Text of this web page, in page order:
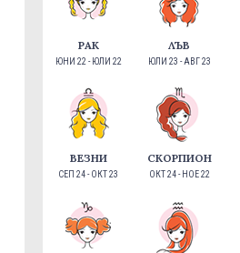
РАК
ЮНИ 22 - ЮЛИ 22
ЛЪВ
ЮЛИ 23 - АВГ 23
ВЕЗНИ
СЕП 24 - ОКТ 23
СКОРПИОН
ОКТ 24 - НОЕ 22